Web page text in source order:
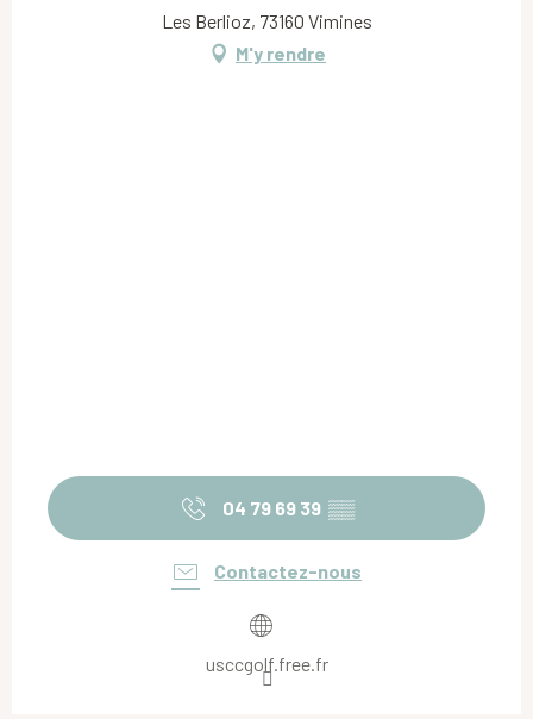
Les Berlioz, 73160 Vimines
M'y rendre
04 79 69 39 ▒▒
Contactez-nous
usccgolf.free.fr